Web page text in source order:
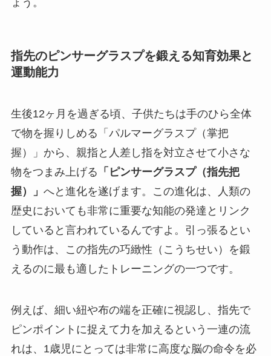
指先のピンサーグラスプを鍛える知育効果と
運動能力
生後12ヶ月を過ぎる頃、子供たちは手のひら全体
で物を握りしめる「パルマーグラスプ（掌把
握）」から、親指と人差し指を対立させて小さな
物をつまみ上げる 「ピンサーグラスプ（指先把
握）」 へと進化を遂げます。この進化は、人類の
歴史においても非常に重要な知能の発達とリンク
していると言われているんですよ。引っ張るとい
う動作は、この指先の巧緻性（こうちせい）を鍛
えるのに最も適したトレーニングの一つです。
例えば、細い紐や布の端を正確に視認し、指先で
ピンポイントに捉えて力を加えるという一連の流
れは、1歳児にとっては非常に高度な脳の命令を必